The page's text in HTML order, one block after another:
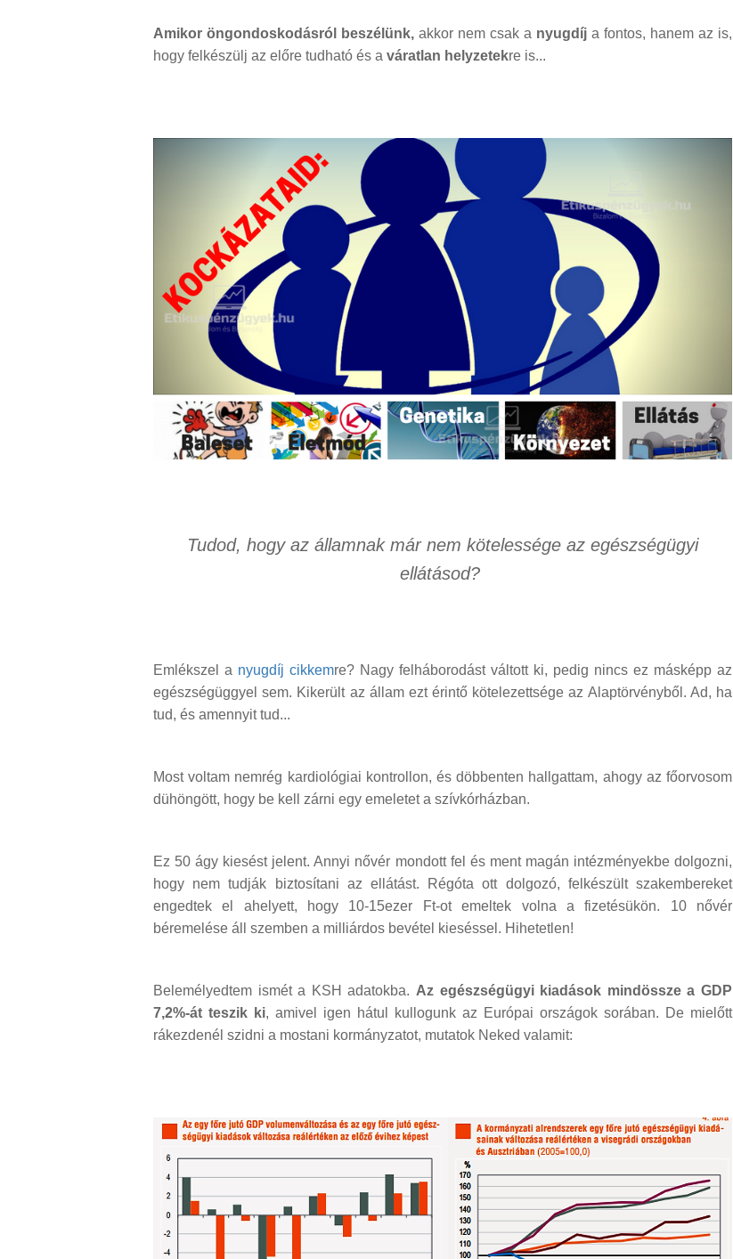
Amikor öngondoskodásról beszélünk, akkor nem csak a nyugdíj a fontos, hanem az is,
hogy felkészülj az előre tudható és a váratlan helyzetekre is...
Tudod, hogy az államnak már nem kötelessége az egészségügyi
ellátásod?
Emlékszel a nyugdíj cikkemre? Nagy felháborodást váltott ki, pedig nincs ez másképp az
egészségüggyel sem. Kikerült az állam ezt érintő kötelezettsége az Alaptörvényből. Ad, ha
tud, és amennyit tud...
Most voltam nemrég kardiológiai kontrollon, és döbbenten hallgattam, ahogy az főorvosom
dühöngött, hogy be kell zárni egy emeletet a szívkórházban.
Ez 50 ágy kiesést jelent. Annyi nővér mondott fel és ment magán intézményekbe dolgozni,
hogy nem tudják biztosítani az ellátást. Régóta ott dolgozó, felkészült szakembereket
engedtek el ahelyett, hogy 10-15ezer Ft-ot emeltek volna a fizetésükön. 10 nővér
béremelése áll szemben a milliárdos bevétel kieséssel. Hihetetlen!
Belemélyedtem ismét a KSH adatokba. Az egészségügyi kiadások mindössze a GDP
7,2%-át teszik ki, amivel igen hátul kullogunk az Európai országok sorában. De mielőtt
rákezdenél szidni a mostani kormányzatot, mutatok Neked valamit: